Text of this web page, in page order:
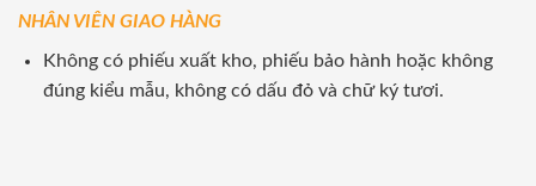
NHÂN VIÊN GIAO HÀNG
Không có phiếu xuất kho, phiếu bảo hành hoặc không
đúng kiểu mẫu, không có dấu đỏ và chữ ký tươi.